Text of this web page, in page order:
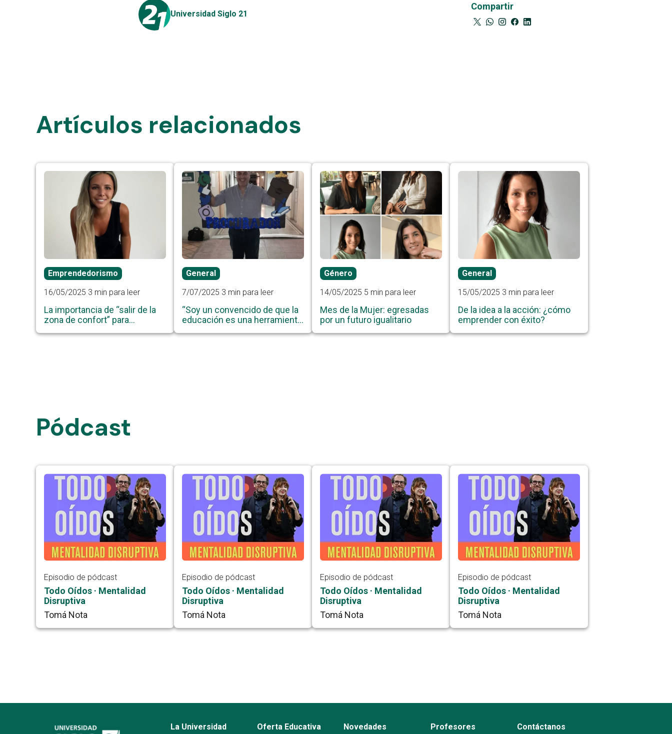
Universidad Siglo 21
Compartir
Artículos relacionados
Emprendedorismo
16/05/2025 3 min para leer
La importancia de “salir de la
zona de confort” para
General
7/07/2025 3 min para leer
“Soy un convencido de que la
educación es una herramienta
Género
14/05/2025 5 min para leer
Mes de la Mujer: egresadas
por un futuro igualitario
General
15/05/2025 3 min para leer
De la idea a la acción: ¿cómo
emprender con éxito?
Pódcast
Episodio de pódcast
Todo Oídos · Mentalidad
Disruptiva
Tomá Nota
Episodio de pódcast
Todo Oídos · Mentalidad
Disruptiva
Tomá Nota
Episodio de pódcast
Todo Oídos · Mentalidad
Disruptiva
Tomá Nota
Episodio de pódcast
Todo Oídos · Mentalidad
Disruptiva
Tomá Nota
La Universidad Oferta Educativa Novedades Profesores Contáctanos